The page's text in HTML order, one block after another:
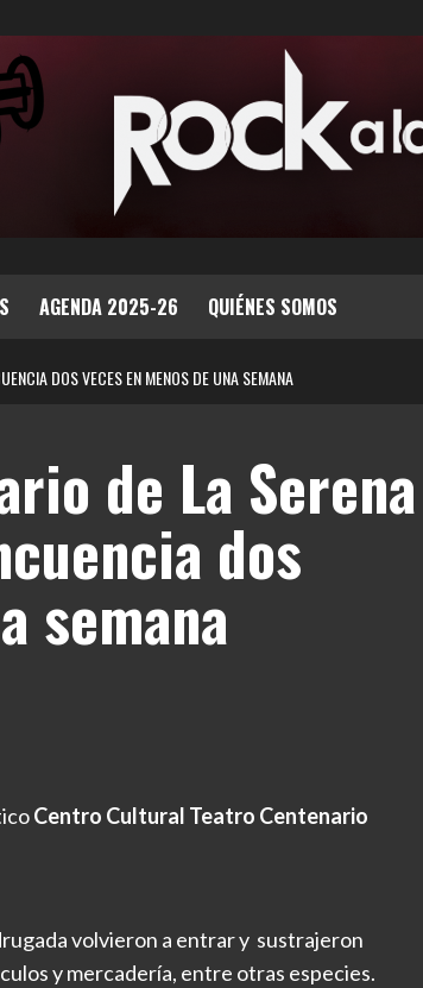
AGENDA 2025-26 QUIÉNES SOMOS
DOS VECES EN MENOS DE UNA SEMANA
de La Serena
dos
semana
Centro Cultural Teatro Centenario
volvieron a entrar y sustrajeron
y mercadería, entre otras especies.